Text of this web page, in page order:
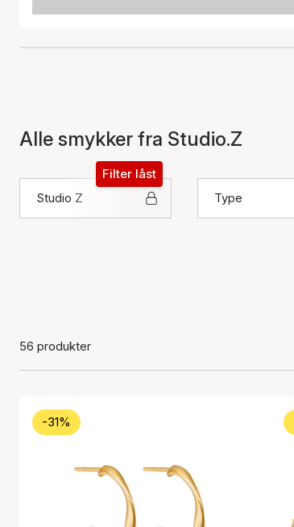
Alle smykker fra Studio.Z
Studio Z
Filter låst
Type
56 produkter
-31%